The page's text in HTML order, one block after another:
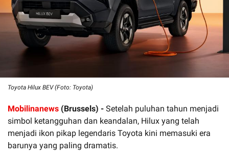
Toyota Hilux BEV (Foto: Toyota)
Mobilinanews (Brussels) - Setelah puluhan tahun menjadi
simbol ketangguhan dan keandalan, Hilux yang telah
menjadi ikon pikap legendaris Toyota kini memasuki era
barunya yang paling dramatis.